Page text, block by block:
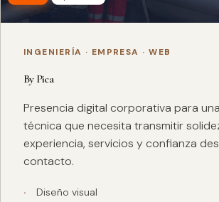
INGENIERÍA · EMPRESA · WEB
By Pica
Presencia digital corporativa para
técnica que necesita transmitir
experiencia, servicios y confianza
contacto.
Diseño visual